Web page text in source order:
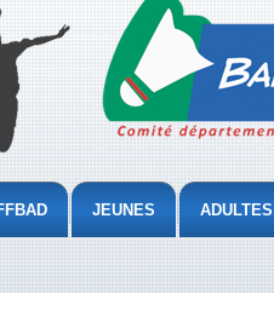
JEUNES ADULTES